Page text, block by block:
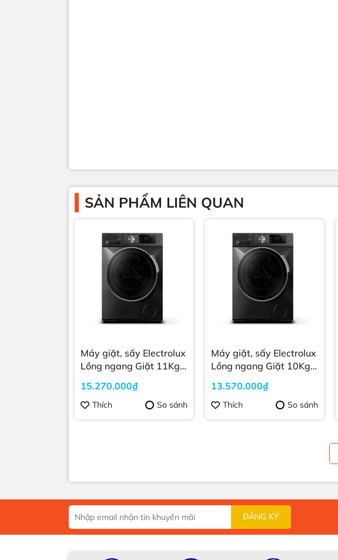
SẢN PHẨM LIÊN QUAN
Máy giặt, sấy Electrolux
Lồng ngang Giặt 11Kg
minh Trắng
EWW1142Q7WB
15.270.000₫
Thích So sánh
Máy giặt, sấy Electrolux
Lồng ngang Giặt 10Kg
minh Trắng
EWW1024P5WB
13.570.000₫
Thích So sánh
ĐĂNG KÝ